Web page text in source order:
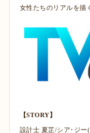
女性たちのリアルを描
【STORY】
設計士 夏芷/シア･ジー